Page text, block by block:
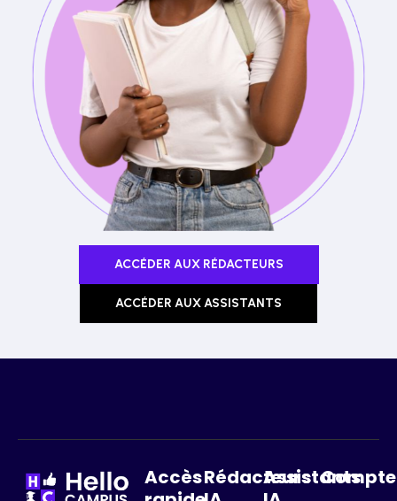
ACCÉDER AUX RÉDACTEURS
ACCÉDER AUX ASSISTANTS
AccèsRédacteursAssistants
Compte